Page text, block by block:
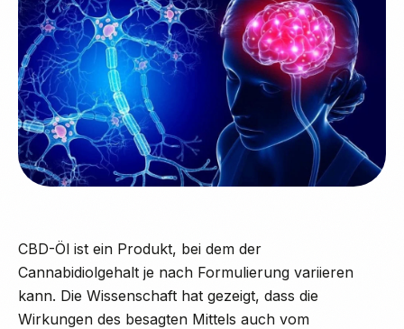
CBD-Öl ist ein Produkt, bei dem der
Cannabidiolgehalt je nach Formulierung variieren
kann. Die Wissenschaft hat gezeigt, dass die
Wirkungen des besagten Mittels auch vom